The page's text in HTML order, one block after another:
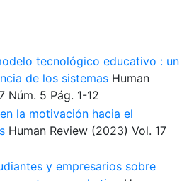
tecnológico educativo : un
de los sistemas Human
Núm. 5 Pág. 1-12
la motivación hacia el
Human Review (2023) Vol. 17
y empresarios sobre